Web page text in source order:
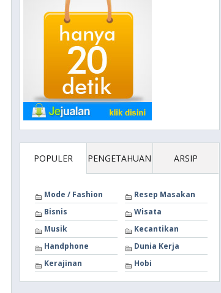
POPULER PENGETAHUAN ARSIP
Mode / Fashion
Resep Masakan
Bisnis
Wisata
Musik
Kecantikan
Handphone
Dunia Kerja
Kerajinan
Hobi